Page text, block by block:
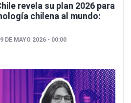
revela su plan 2026 para
chilena al mundo:
DE MAYO 2026 - 00:00